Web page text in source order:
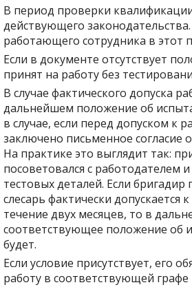
В период проверки
действующего
работающего сотрудника в этот
Если в документе отсутствует
принят на работу без
В случае фактического допуска
дальнейшем положение об
в случае, если перед допуском к
заключено письменное согласие
На практике это выглядит так:
посоветовался с работодателем
тестовых деталей. Если
слесарь фактически допускается
течение двух месяцев, то в
соответствующее положение об
будет.
Если условие присутствует, его
работу в соответствующей